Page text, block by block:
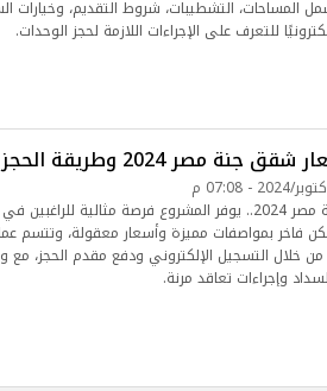
المساحات، التشطيبات، شروط التقديم، وخيارات
للتعرف على الإجراءات اللازمة لحجز الوحدات.
جنة مصر 2024 وطريقة الحجز
أسعار شقق جنة مصر 2024.. يوفر المشروع فرصة مثالية للراغبين في
فاخر بمواصفات مميزة وأسعار معقولة، وتتسم
من خلال التسجيل الإلكتروني ودفع مقدم الحجز، مع
وإجراءات تعاقد مرنة.